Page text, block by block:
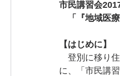
市民講習会
「『地域医
【はじめに】
登別に移り住
に、「市民講